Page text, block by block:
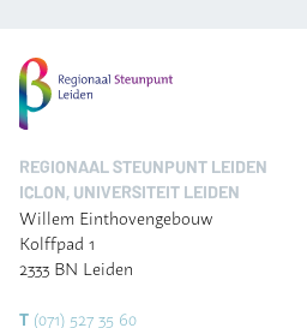
REGIONAAL STEUNPUNT LEIDEN
ICLON, UNIVERSITEIT LEIDEN
Willem Einthovengebouw
Kolffpad 1
2333 BN Leiden
T (071) 527 35 60